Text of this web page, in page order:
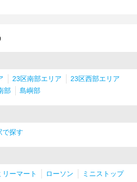
23区南部エリア
23区西部エリア
部 島嶼部
で探す
リーマート ローソン ミニストップ